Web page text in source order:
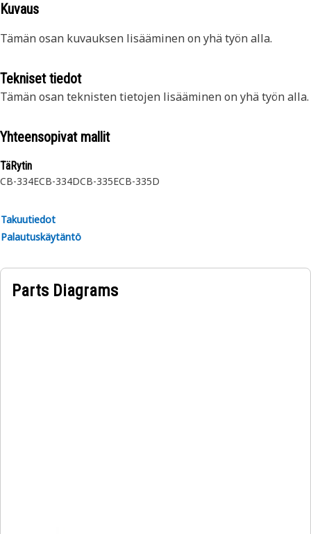
Kuvaus
Tämän osan kuvauksen lisääminen on yhä työn alla.
Tekniset tiedot
Tämän osan teknisten tietojen lisääminen on yhä työn alla.
Yhteensopivat mallit
TäRytin
CB-334ECB-334DCB-335ECB-335D
Takuutiedot
Palautuskäytäntö
Parts Diagrams